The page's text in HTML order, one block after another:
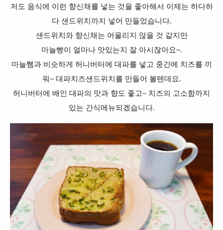
저도 음식에 이런 향신채를 넣는 것을 좋아해서 이제는 하다하
다 샌드위치까지 넣어 만들었습니다.
샌드위치와 향신채는 어울리지 않을 것 같지만
마늘빵이 얼마나 맛있는지 잘 아시잖아요~.
마늘쨈과 비슷하게 허니버터에 대파를 넣고 중간에 치즈를 끼
워~ 대파치즈샌드위치를 만들어 볼텐데요.
허니버터에 배인 대파의 맛과 향도 좋고~ 치즈의 고소함까지
있는 간식메뉴되겠습니다.